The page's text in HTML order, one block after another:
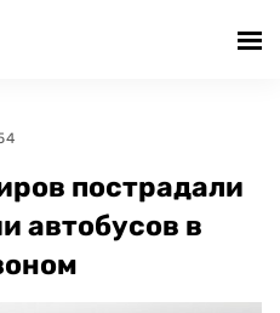
пострадали
автобусов в